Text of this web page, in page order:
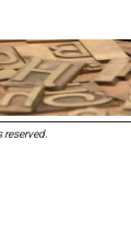
reserved.